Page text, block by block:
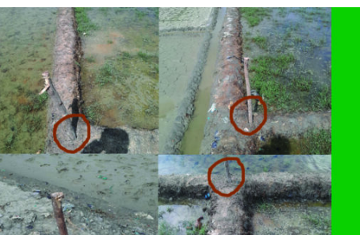
এক দিনে ৪০ হিজবুল্লাহ
যোদ্ধাকে হত্যার দাবি
ইসরায়েলের
আর্কাইভ থেকে
অন্তর্বর্তী সরকারের সময়ের
অধ্যাদেশ সংসদে উপস্থাপন
করা হবে
আর্কাইভ থেকে
প্রধানমন্ত্রীর সঙ্গে সৌদি